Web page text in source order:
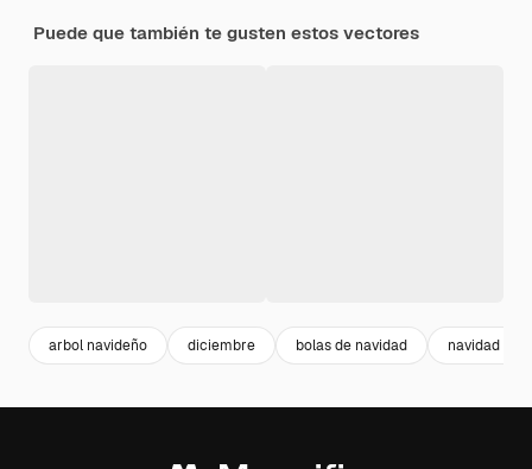
Puede que también te gusten estos vectores
arbol navideño diciembre bolas de navidad navidad